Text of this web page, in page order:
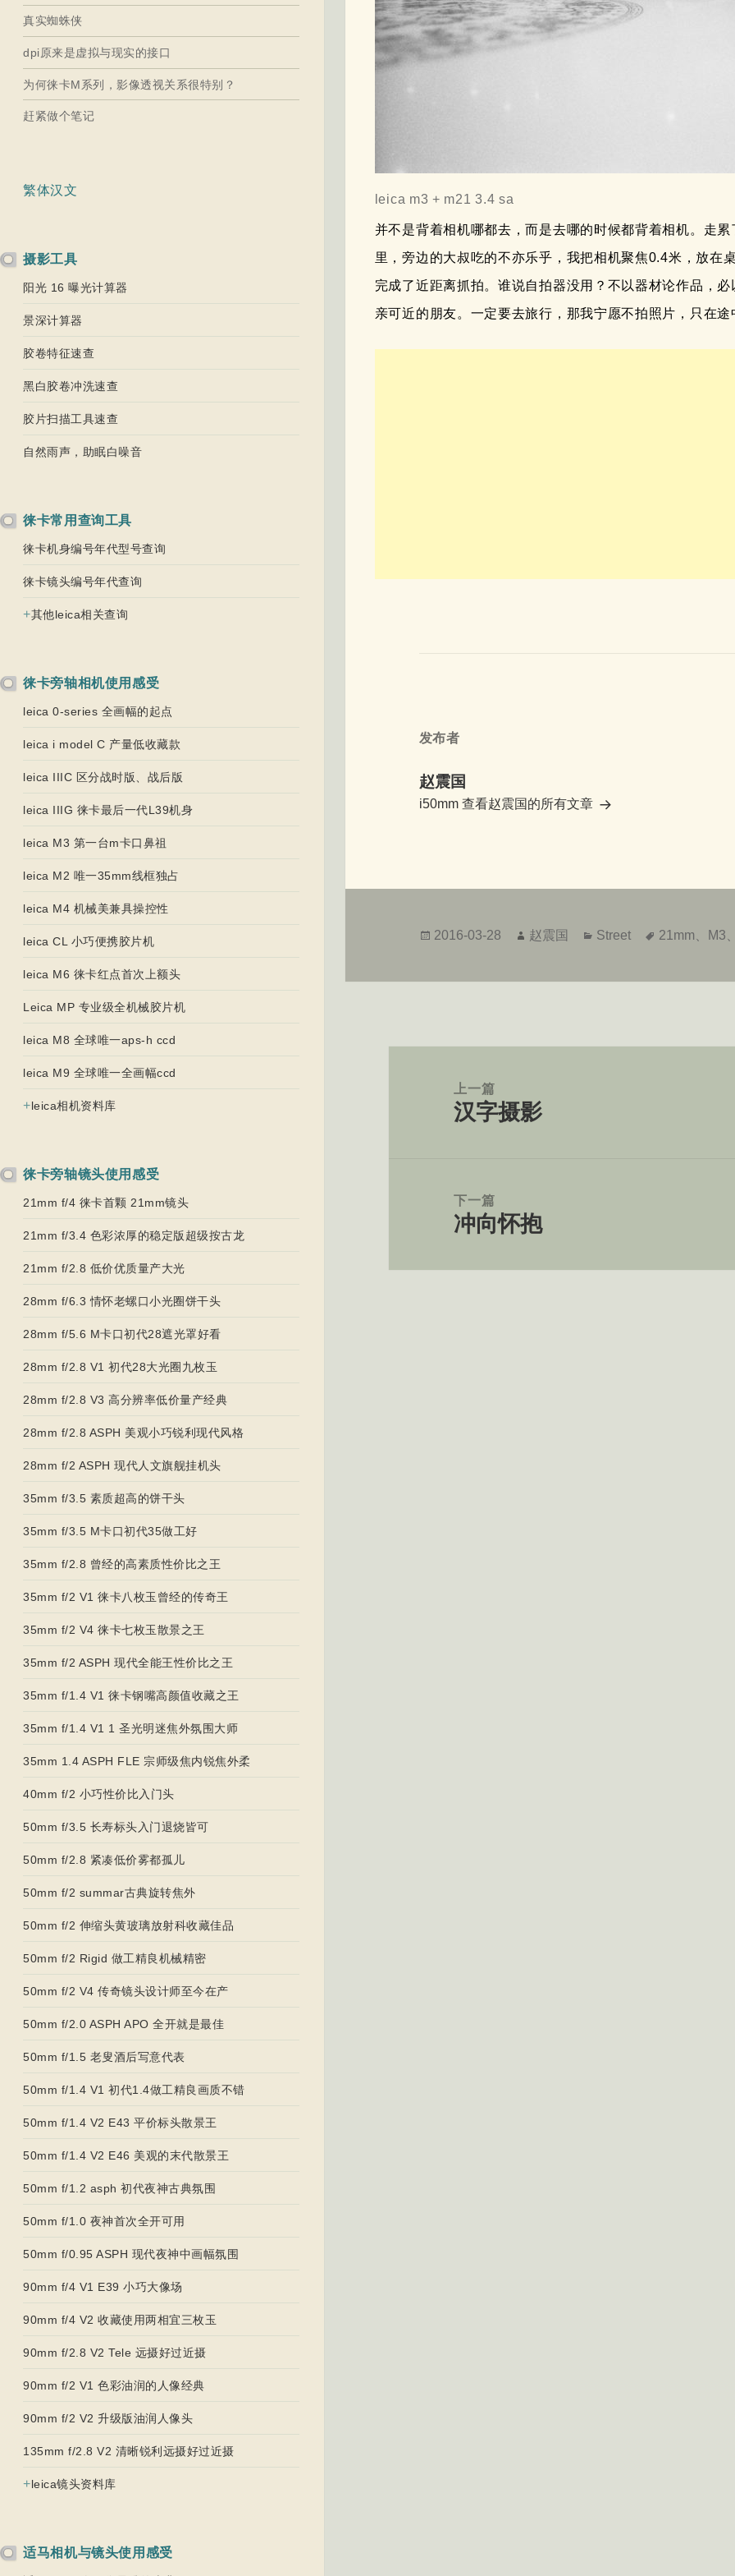
真实蜘蛛侠
dpi原来是虚拟与现实的接口
为何徕卡M系列，影像透视关系很特别？
赶紧做个笔记
繁体汉文
摄影工具
阳光 16 曝光计算器
景深计算器
胶卷特征速查
黑白胶卷冲洗速查
胶片扫描工具速查
自然雨声，助眠白噪音
徕卡常用查询工具
徕卡机身编号年代型号查询
徕卡镜头编号年代查询
+其他leica相关查询
徕卡旁轴相机使用感受
leica 0-series 全画幅的起点
leica i model C 产量低收藏款
leica IIIC 区分战时版、战后版
leica IIIG 徕卡最后一代L39机身
leica M3 第一台m卡口鼻祖
leica M2 唯一35mm线框独占
leica M4 机械美兼具操控性
leica CL 小巧便携胶片机
leica M6 徕卡红点首次上额头
Leica MP 专业级全机械胶片机
leica M8 全球唯一aps-h ccd
leica M9 全球唯一全画幅ccd
+leica相机资料库
徕卡旁轴镜头使用感受
21mm f/4 徕卡首颗 21mm镜头
21mm f/3.4 色彩浓厚的稳定版超级按古龙
21mm f/2.8 低价优质量产大光
28mm f/6.3 情怀老螺口小光圈饼干头
28mm f/5.6 M卡口初代28遮光罩好看
28mm f/2.8 V1 初代28大光圈九枚玉
28mm f/2.8 V3 高分辨率低价量产经典
28mm f/2.8 ASPH 美观小巧锐利现代风格
28mm f/2 ASPH 现代人文旗舰挂机头
35mm f/3.5 素质超高的饼干头
35mm f/3.5 M卡口初代35做工好
35mm f/2.8 曾经的高素质性价比之王
35mm f/2 V1 徕卡八枚玉曾经的传奇王
35mm f/2 V4 徕卡七枚玉散景之王
35mm f/2 ASPH 现代全能王性价比之王
35mm f/1.4 V1 徕卡钢嘴高颜值收藏之王
35mm f/1.4 V1 1 圣光明迷焦外氛围大师
35mm 1.4 ASPH FLE 宗师级焦内锐焦外柔
40mm f/2 小巧性价比入门头
50mm f/3.5 长寿标头入门退烧皆可
50mm f/2.8 紧凑低价雾都孤儿
50mm f/2 summar古典旋转焦外
50mm f/2 伸缩头黄玻璃放射科收藏佳品
50mm f/2 Rigid 做工精良机械精密
50mm f/2 V4 传奇镜头设计师至今在产
50mm f/2.0 ASPH APO 全开就是最佳
50mm f/1.5 老叟酒后写意代表
50mm f/1.4 V1 初代1.4做工精良画质不错
50mm f/1.4 V2 E43 平价标头散景王
50mm f/1.4 V2 E46 美观的末代散景王
50mm f/1.2 asph 初代夜神古典氛围
50mm f/1.0 夜神首次全开可用
50mm f/0.95 ASPH 现代夜神中画幅氛围
90mm f/4 V1 E39 小巧大像场
90mm f/4 V2 收藏使用两相宜三枚玉
90mm f/2.8 V2 Tele 远摄好过近摄
90mm f/2 V1 色彩油润的人像经典
90mm f/2 V2 升级版油润人像头
135mm f/2.8 V2 清晰锐利远摄好过近摄
+leica镜头资料库
适马相机与镜头使用感受
leica m3 + m21 3.4 sa
并不是背着相机哪都去，而是去哪的时候都背着相机。走
里，旁边的大叔吃的不亦乐乎，我把相机聚焦0.4米，放在
完成了近距离抓拍。谁说自拍器没用？不以器材论作品，
亲可近的朋友。一定要去旅行，那我宁愿不拍照片，只在途
发布者
赵震国
i50mm 查看赵震国的所有文章
发
2016-03-28
作
赵震国
分
Street
标
21mm M3
上一篇
上
汉字摄影
下一篇
下
文
冲向怀抱